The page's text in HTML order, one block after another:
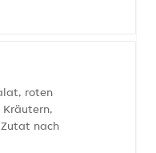
roten
Kräutern,
nach